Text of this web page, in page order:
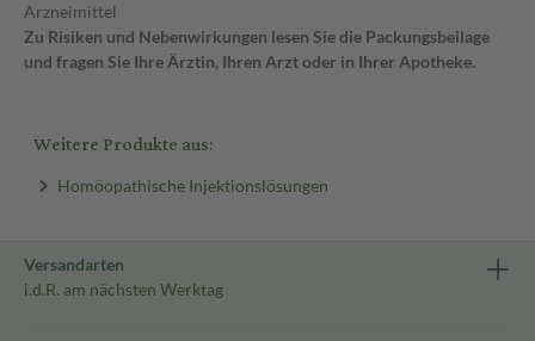
Arzneimittel
Zu Risiken und Nebenwirkungen lesen Sie die Packungsbeilage
und fragen Sie Ihre Ärztin, Ihren Arzt oder in Ihrer Apotheke.
Weitere Produkte aus:
Homöopathische Injektionslösungen
Versandarten
i.d.R. am nächsten Werktag